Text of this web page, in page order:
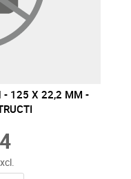
- 125 X 22,2 MM -